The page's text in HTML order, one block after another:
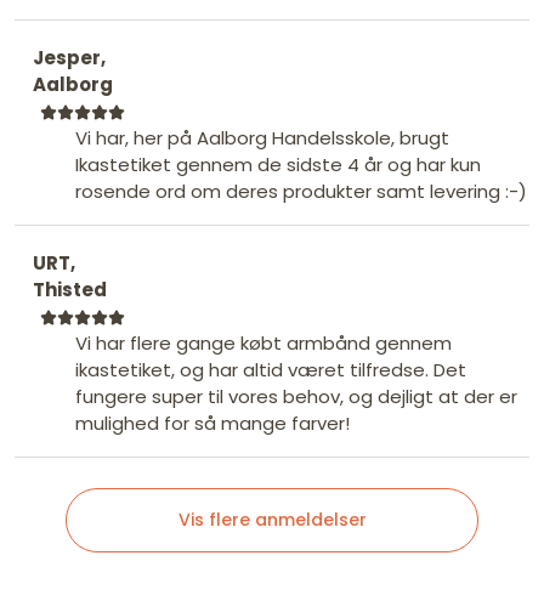
Jesper,
Aalborg
Vi har, her på Aalborg Handelsskole, brugt
Ikastetiket gennem de sidste 4 år og har kun
rosende ord om deres produkter samt levering :-)
URT,
Thisted
Vi har flere gange købt armbånd gennem
ikastetiket, og har altid været tilfredse. Det
fungere super til vores behov, og dejligt at der er
mulighed for så mange farver!
Vis flere anmeldelser